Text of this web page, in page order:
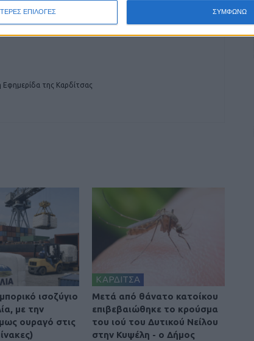
ΕΠΙΛΟΓΕΣ ΣΥΜΦΩΝΩ
της Καρδίτσας
ισοζύγιο
με την
ουραγό στις
ΚΑΡΔΙΤΣΑ
Μετά από θάνατο κατοίκου
επιβεβαιώθηκε το κρούσμα
του ιού του Δυτικού Νείλου
στην Κυψέλη - ο Δήμος